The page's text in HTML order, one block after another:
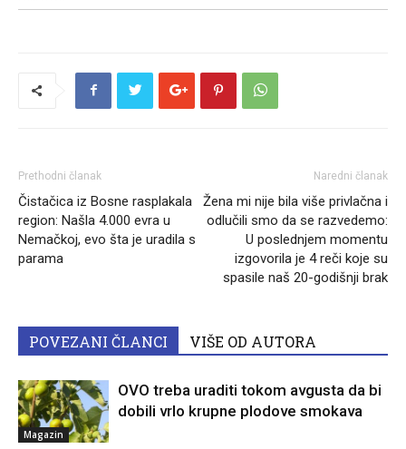
Prethodni članak
Čistačica iz Bosne rasplakala
region: Našla 4.000 evra u
Nemačkoj, evo šta je uradila s
parama
Naredni članak
Žena mi nije bila više privlačna i
odlučili smo da se razvedemo:
U poslednjem momentu
izgovorila je 4 reči koje su
spasile naš 20-godišnji brak
POVEZANI ČLANCI VIŠE OD AUTORA
Magazin
OVO treba uraditi tokom avgusta da bi
dobili vrlo krupne plodove smokava